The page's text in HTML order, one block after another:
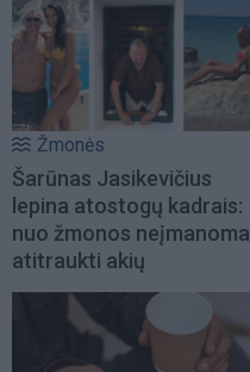
Žmonės
Šarūnas Jasikevičius
lepina atostogų kadrais:
nuo žmonos neįmanoma
atitraukti akių